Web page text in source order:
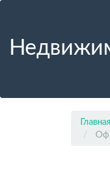
Основное
содержимое
Главная